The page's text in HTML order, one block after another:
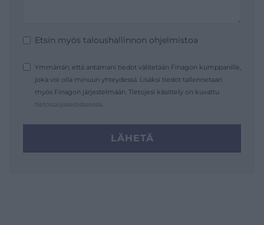
Etsin myös taloushallinnon ohjelmistoa
Ymmärrän, että antamani tiedot välitetään Finagon kumppanille,
joka voi olla minuun yhteydessä. Lisäksi tiedot tallennetaan
myös Finagon järjestelmään. Tietojesi käsittely on kuvattu
tietosuojaselosteessa .
LÄHETÄ